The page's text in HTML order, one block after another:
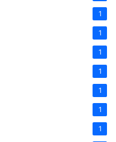
1
1
1
1
1
1
1